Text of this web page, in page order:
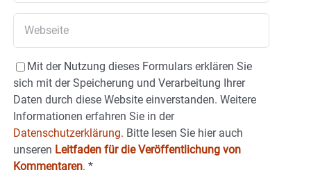
Mit der Nutzung dieses Formulars erklären Sie
sich mit der Speicherung und Verarbeitung Ihrer
Daten durch diese Website einverstanden. Weitere
Informationen erfahren Sie in der
Datenschutzerklärung. Bitte lesen Sie hier auch
unseren Leitfaden für die Veröffentlichung von
Kommentaren. *